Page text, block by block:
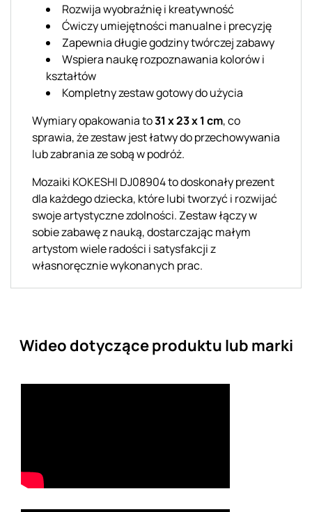
Rozwija wyobraźnię i kreatywność
Ćwiczy umiejętności manualne i precyzję
Zapewnia długie godziny twórczej zabawy
Wspiera naukę rozpoznawania kolorów i
kształtów
Kompletny zestaw gotowy do użycia
Wymiary opakowania to31 x 23 x 1 cm, co
sprawia, że zestaw jest łatwy do przechowywania
lub zabrania ze sobą w podróż.
Mozaiki KOKESHI DJ08904 to doskonały prezent
dla każdego dziecka, które lubi tworzyć i rozwijać
swoje artystyczne zdolności. Zestaw łączy w
sobie zabawę z nauką, dostarczając małym
artystom wiele radości i satysfakcji z
własnoręcznie wykonanych prac.
Wideo dotyczące produktu lub marki